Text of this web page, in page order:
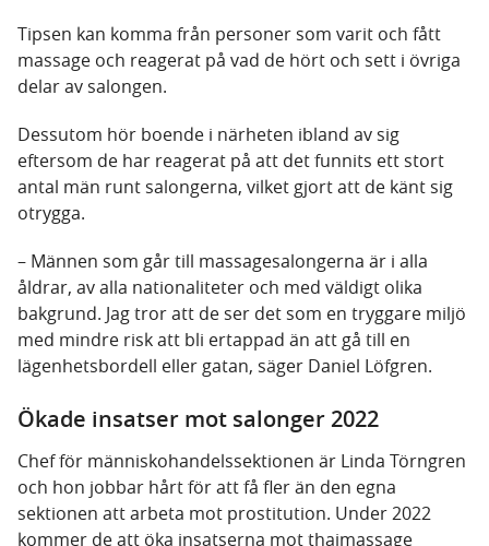
Tipsen kan komma från personer som varit och fått
massage och reagerat på vad de hört och sett i övriga
delar av salongen.
Dessutom hör boende i närheten ibland av sig
eftersom de har reagerat på att det funnits ett stort
antal män runt salongerna, vilket gjort att de känt sig
otrygga.
– Männen som går till massagesalongerna är i alla
åldrar, av alla nationaliteter och med väldigt olika
bakgrund. Jag tror att de ser det som en tryggare miljö
med mindre risk att bli ertappad än att gå till en
lägenhetsbordell eller gatan, säger Daniel Löfgren.
Ökade insatser mot salonger 2022
Chef för människohandelssektionen är Linda Törngren
och hon jobbar hårt för att få fler än den egna
sektionen att arbeta mot prostitution. Under 2022
kommer de att öka insatserna mot thaimassage